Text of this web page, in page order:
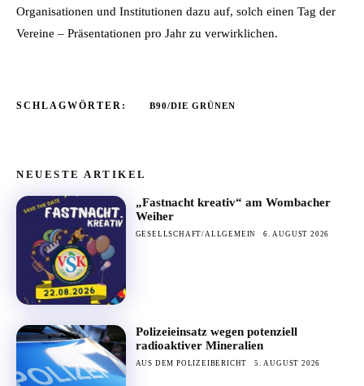
Organisationen und Institutionen dazu auf, solch einen Tag der
Vereine – Präsentationen pro Jahr zu verwirklichen.
SCHLAGWÖRTER: B90/DIE GRÜNEN
NEUESTE ARTIKEL
„Fastnacht kreativ“ am Wombacher
Weiher
GESELLSCHAFT/ALLGEMEIN 6. AUGUST 2026
Polizeieinsatz wegen potenziell
radioaktiver Mineralien
AUS DEM POLIZEIBERICHT 5. AUGUST 2026